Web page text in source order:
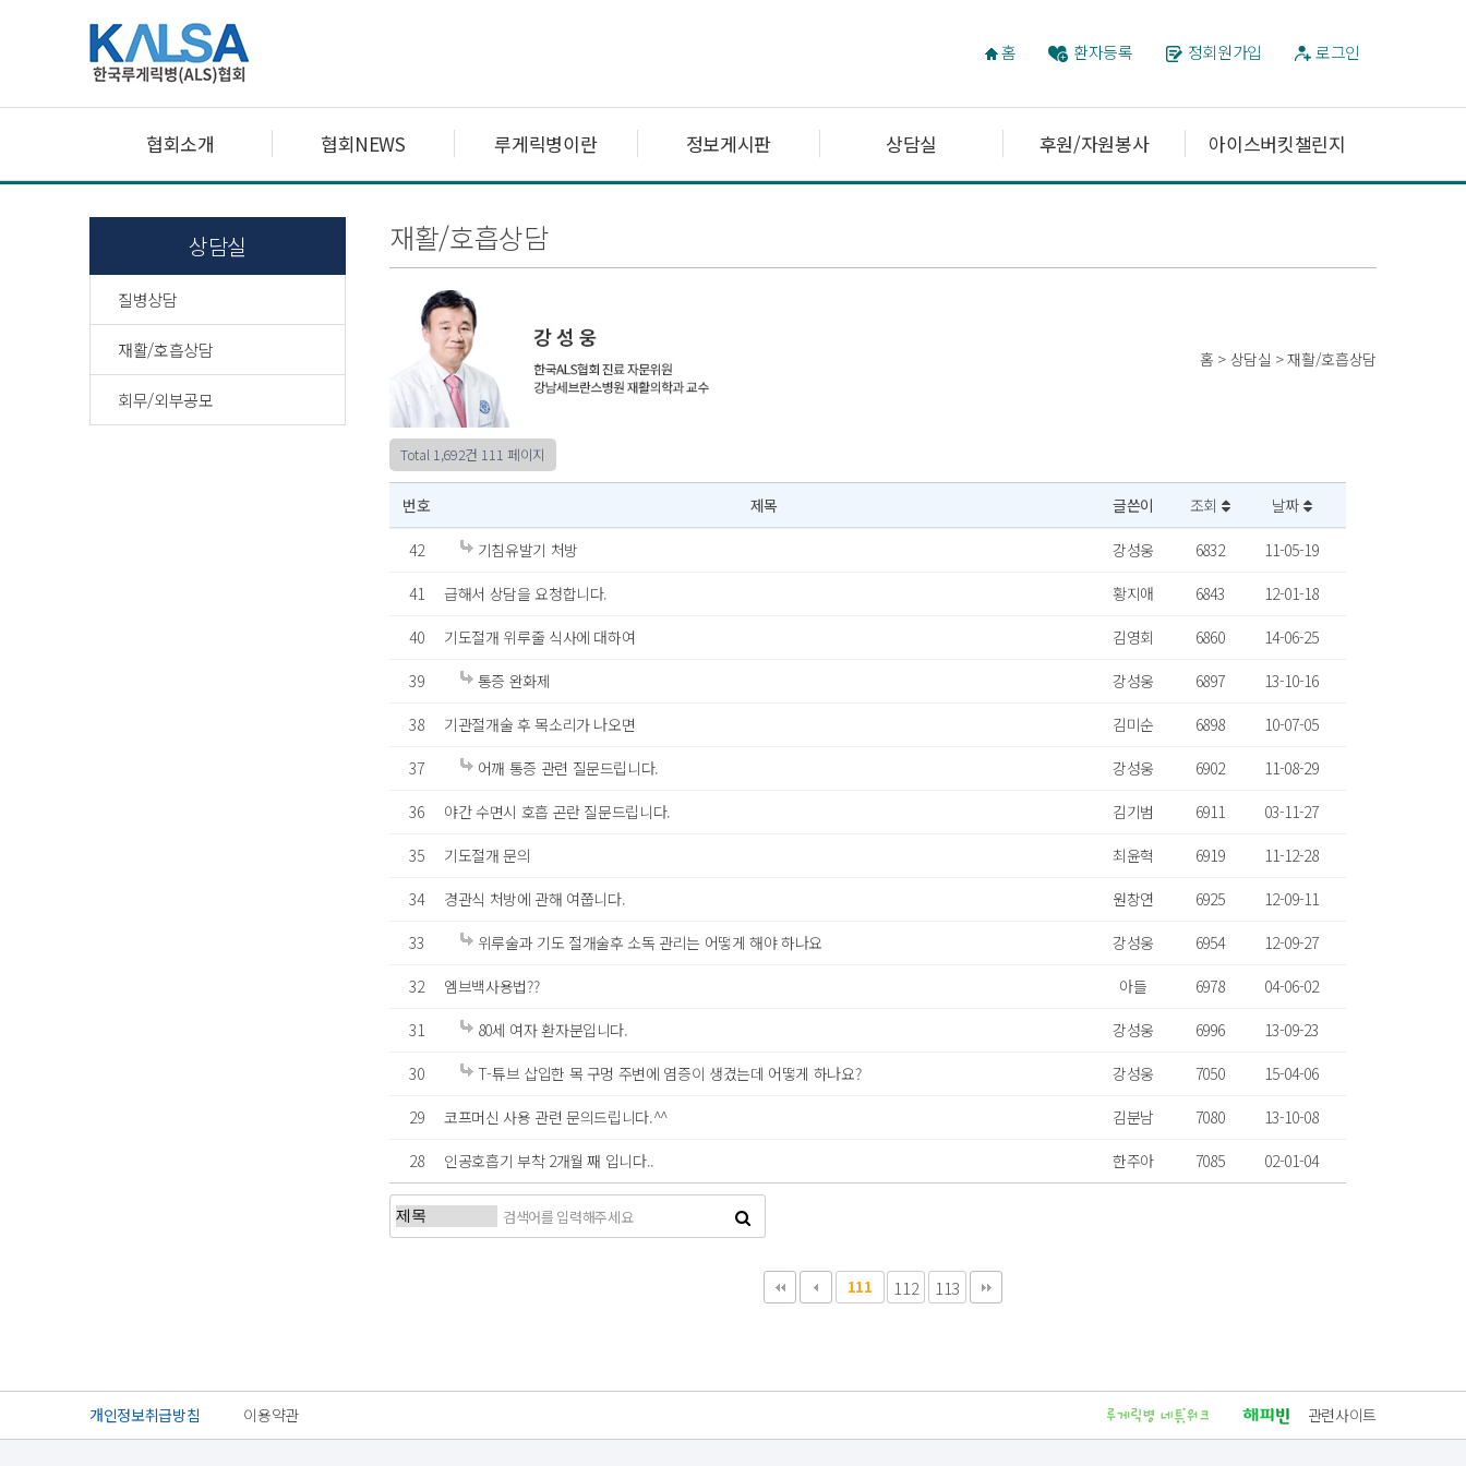
홈 환자등록 정회원가입 로그인
협회소개 협회NEWS 루게릭병이란 정보게시판 상담실 후원/자원봉사 아이스버킷챌린지
상담실
질병상담
재활/호흡상담
회무/외부공모
재활/호흡상담
홈 > 상담실 > 재활/호흡상담
Total 1,692건 111 페이지
번호 제목 글쓴이 조회 날짜
42 기침유발기 처방 강성웅 6832
11-05-19
41
급해서 상담을 요청합니다. 황지애 6843
12-01-18
40
기도절개 위루줄 식사에 대하여 김영회 6860
14-06-25
39
통증 완화제 강성웅 6897
13-10-16
38
기관절개술 후 목소리가 나오면 김미순 6898
10-07-05
37
어깨 통증 관련 질문드립니다. 강성웅 6902
11-08-29
36
야간 수면시 호흡 곤란 질문드립니다. 김기범 6911
03-11-27
35
기도절개 문의 최윤혁 6919
11-12-28
34
경관식 처방에 관해 여쭙니다. 원창연 6925
12-09-11
33
위루술과 기도 절개술후 소독 관리는 어떻게 해야 하나요 강성웅 6954
12-09-27
32
엠브백사용법?? 아들 6978
04-06-02
31
80세 여자 환자분입니다. 강성웅 6996
13-09-23
30
T-튜브 삽입한 목 구멍 주변에 염증이 생겼는데 어떻게 하나요? 강성웅 7050
15-04-06
29
코프머신 사용 관련 문의드립니다.^^ 김분남 7080
13-10-08
28
인공호흡기 부착 2개월 째 입니다.. 한주아 7085 02-01-04
111 112 113
개인정보취급방침 이용약관 관련사이트